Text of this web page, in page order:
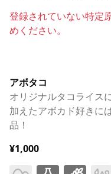
登録されていない特定
めください。
アボタコ
オリジナルタコライス
加えたアボカド好きに
品！
¥1,000